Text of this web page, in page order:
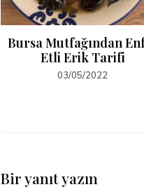
Bursa Mutfağından
Etli Erik Tarifi
03/05/2022
Bir yanıt yazın